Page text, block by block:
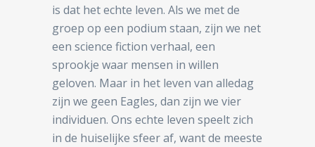
is dat het echte leven. Als we met de
groep op een podium staan, zijn we net
een science fiction verhaal, een
sprookje waar mensen in willen
geloven. Maar in het leven van alledag
zijn we geen Eagles, dan zijn we vier
individuen. Ons echte leven speelt zich
in de huiselijke sfeer af, want de meeste